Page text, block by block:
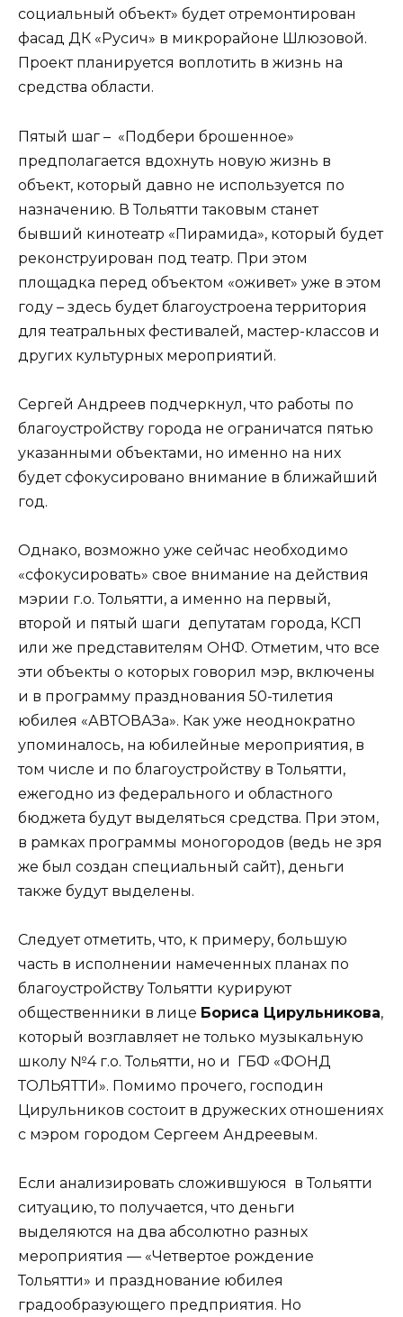
социальный объект» будет отремонтирован
фасад ДК «Русич» в микрорайоне Шлюзовой.
Проект планируется воплотить в жизнь на
средства области.
Пятый шаг – «Подбери брошенное»
предполагается вдохнуть новую жизнь в
объект, который давно не используется по
назначению. В Тольятти таковым станет
бывший кинотеатр «Пирамида», который будет
реконструирован под театр. При этом
площадка перед объектом «оживет» уже в этом
году – здесь будет благоустроена территория
для театральных фестивалей, мастер-классов и
других культурных мероприятий.
Сергей Андреев подчеркнул, что работы по
благоустройству города не ограничатся пятью
указанными объектами, но именно на них
будет сфокусировано внимание в ближайший
год.
Однако, возможно уже сейчас необходимо
«сфокусировать» свое внимание на действия
мэрии г.о. Тольятти, а именно на первый,
второй и пятый шаги депутатам города, КСП
или же представителям ОНФ. Отметим, что все
эти объекты о которых говорил мэр, включены
и в программу празднования 50-тилетия
юбилея «АВТОВАЗа». Как уже неоднократно
упоминалось, на юбилейные мероприятия, в
том числе и по благоустройству в Тольятти,
ежегодно из федерального и областного
бюджета будут выделяться средства. При этом,
в рамках программы моногородов (ведь не зря
же был создан специальный сайт), деньги
также будут выделены.
Следует отметить, что, к примеру, большую
часть в исполнении намеченных планах по
благоустройству Тольятти курируют
общественники в лице Бориса Цирульникова,
который возглавляет не только музыкальную
школу №4 г.о. Тольятти, но и ГБФ «ФОНД
ТОЛЬЯТТИ». Помимо прочего, господин
Цирульников состоит в дружеских отношениях
с мэром городом Сергеем Андреевым.
Если анализировать сложившуюся в Тольятти
ситуацию, то получается, что деньги
выделяются на два абсолютно разных
мероприятия — «Четвертое рождение
Тольятти» и празднование юбилея
градообразующего предприятия. Но